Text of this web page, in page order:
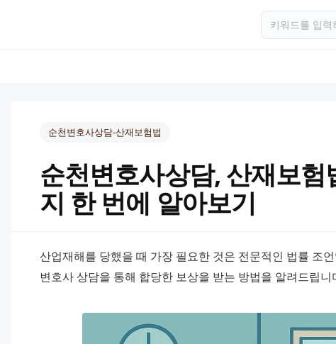
순천변호사상담-산재보험법
순천변호사상담, 산재보
지 한 번에 알아보기
산업재해를 당했을 때 가장 필요한 것은 전문적인 법률 조
변호사 상담을 통해 합당한 보상을 받는 방법을 알려드립니